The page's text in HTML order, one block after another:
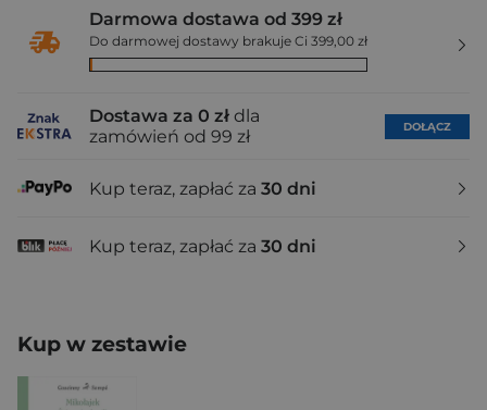
Darmowa dostawa od 399 zł
Do darmowej dostawy brakuje Ci 399,00 zł
Dostawa za 0 zł dla
zamówień od 99 zł
DOŁĄCZ
Kup teraz, zapłać za 30 dni
Kup teraz, zapłać za 30 dni
Kup w zestawie